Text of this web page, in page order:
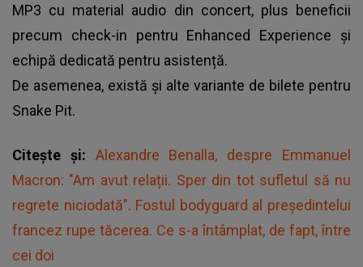
MP3 cu material audio din concert, plus beneficii
precum check-in pentru Enhanced Experience și
echipă dedicată pentru asistență.
De asemenea, există și alte variante de bilete pentru
Snake Pit.
Citește și: Alexandre Benalla, despre Emmanuel
Macron: "Am avut relații. Sper din tot sufletul să nu
regrete niciodată". Fostul bodyguard al preşedintelui
francez rupe tăcerea. Ce s-a întâmplat, de fapt, între
cei doi